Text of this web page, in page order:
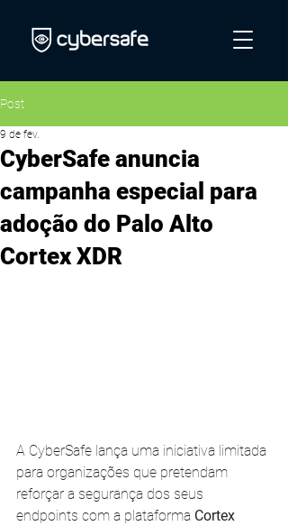
Post
CyberSafe anuncia
campanha especial para
adoção do Palo Alto
Cortex XDR
9 de fev.
A CyberSafe lança uma iniciativa limitada
para organizações que pretendam
reforçar a segurança dos seus
endpoints com a plataforma Cortex